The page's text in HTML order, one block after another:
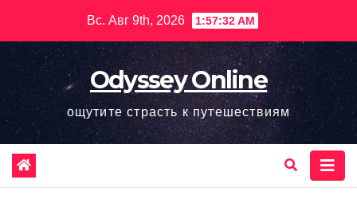
содержимому
Вс. Авг 9th, 2026 1:57:34 AM
Odyssey Online
ощутите страсть к путешествиям